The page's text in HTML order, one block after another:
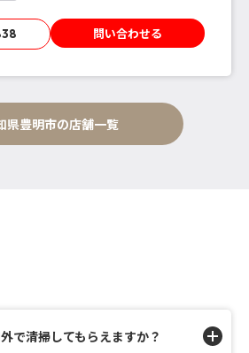
問い合わせる
県豊明市の店舗一覧
で清掃してもらえますか？